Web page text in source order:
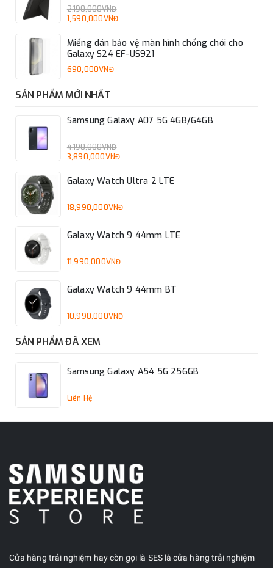
2,190,000VNĐ
1,590,000VNĐ
Miếng dán bảo vệ màn hình chống chói cho
Galaxy S24 EF-US921
690,000VNĐ
SẢN PHẨM MỚI NHẤT
Samsung Galaxy A07 5G 4GB/64GB
4,190,000VNĐ
3,890,000VNĐ
Galaxy Watch Ultra 2 LTE
18,990,000VNĐ
Galaxy Watch 9 44mm LTE
11,990,000VNĐ
Galaxy Watch 9 44mm BT
10,990,000VNĐ
SẢN PHẨM ĐÃ XEM
Samsung Galaxy A54 5G 256GB
Liên Hệ
Cửa hàng trải nghiệm hay còn gọi là SES là cửa hàng trải nghiệm